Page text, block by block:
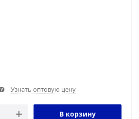
Узнать оптовую цену
В корзину